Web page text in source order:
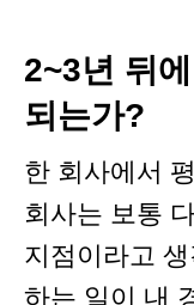
2~3년 뒤
되는가?
한 회사에서
회사는 보통
지점이라고
하는 일이 내